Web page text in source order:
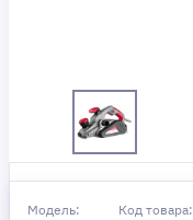
Модель:
Код товара: